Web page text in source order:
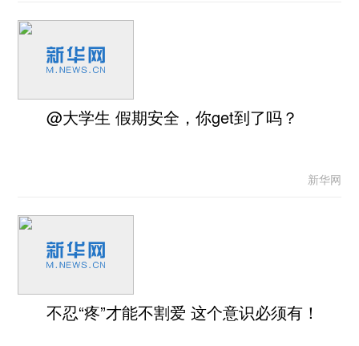
@大学生 假期安全，你get到了吗？
新华网
不忍“疼”才能不割爱 这个意识必须有！